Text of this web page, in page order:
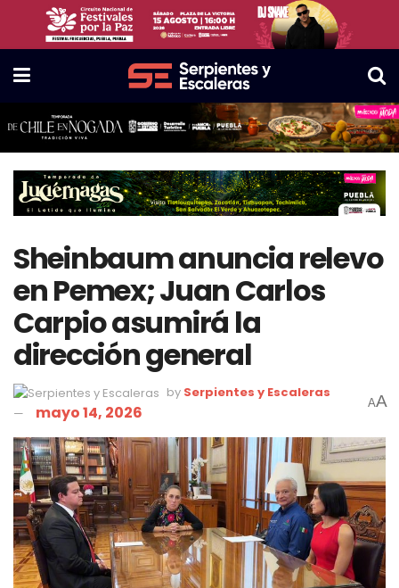
Sheinbaum anuncia relevo
en Pemex; Juan Carlos
Carpio asumirá la
dirección general
by Serpientes y Escaleras
mayo 14, 2026 AA